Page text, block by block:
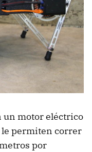
un motor eléctrico
permiten correr
por